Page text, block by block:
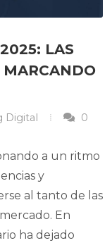
LAS
Digital 0
a un ritmo
y
al tanto de las
En
ha dejado